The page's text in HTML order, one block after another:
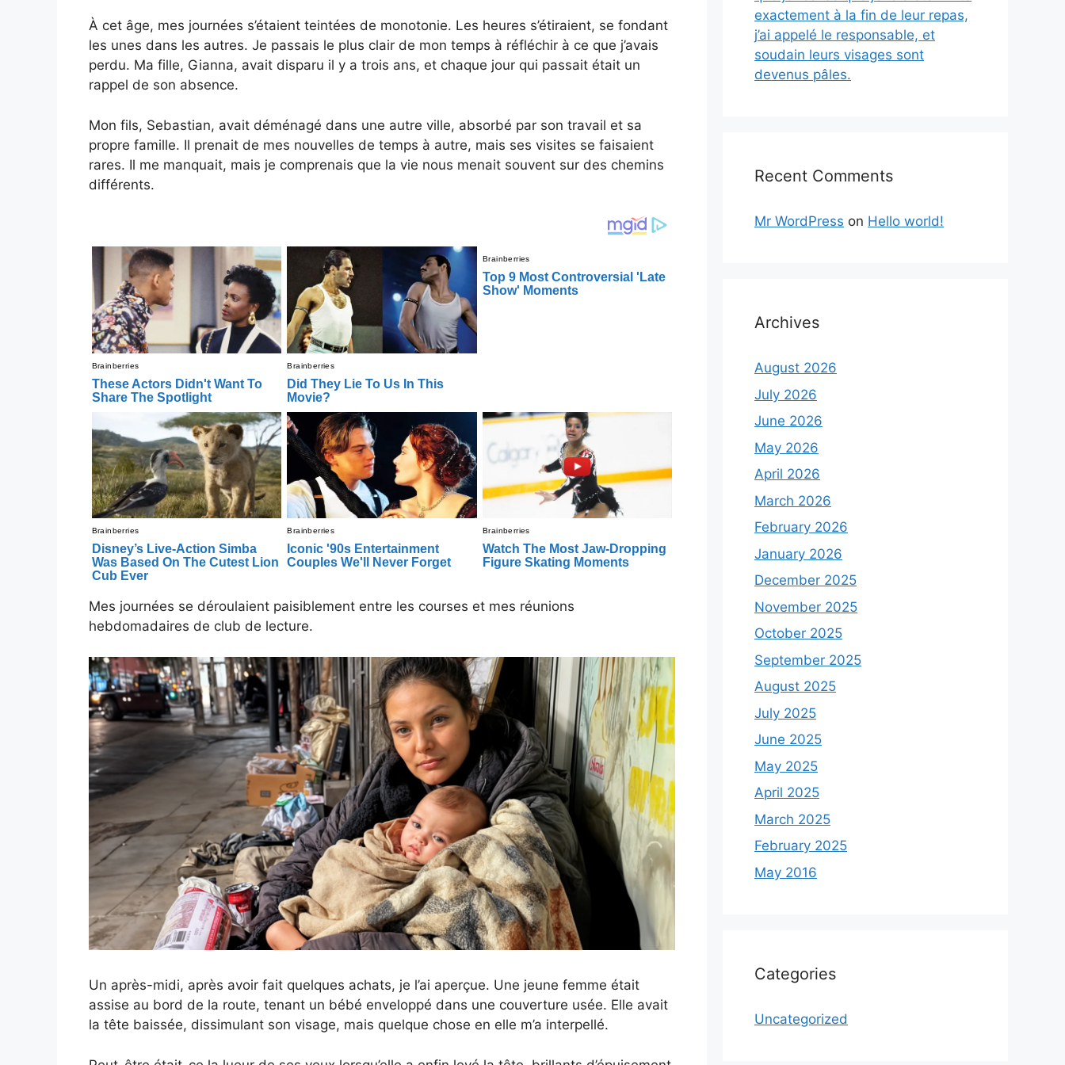
À cet âge, mes journées s’étaient teintées de monotonie. Les heures s’étiraient, se fondant
les unes dans les autres. Je passais le plus clair de mon temps à réfléchir à ce que j’avais
perdu. Ma fille, Gianna, avait disparu il y a trois ans, et chaque jour qui passait était un
rappel de son absence.
Mon fils, Sebastian, avait déménagé dans une autre ville, absorbé par son travail et sa
propre famille. Il prenait de mes nouvelles de temps à autre, mais ses visites se faisaient
rares. Il me manquait, mais je comprenais que la vie nous menait souvent sur des chemins
différents.
Mes journées se déroulaient paisiblement entre les courses et mes réunions
hebdomadaires de club de lecture.
Un après-midi, après avoir fait quelques achats, je l’ai aperçue. Une jeune femme était
assise au bord de la route, tenant un bébé enveloppé dans une couverture usée. Elle avait
la tête baissée, dissimulant son visage, mais quelque chose en elle m’a interpellé.
exactement à la fin de leur repas,
j’ai appelé le responsable, et
soudain leurs visages sont
devenus pâles.
Recent Comments
Mr WordPress on Hello world!
Archives
August 2026
July 2026
June 2026
May 2026
April 2026
March 2026
February 2026
January 2026
December 2025
November 2025
October 2025
September 2025
August 2025
July 2025
June 2025
May 2025
April 2025
March 2025
February 2025
May 2016
Categories
Uncategorized